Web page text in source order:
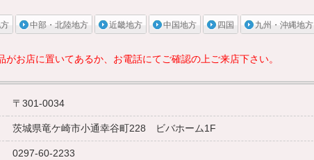
中部・北陸地方 近畿地方 中国地方 四国 九州・沖縄地方
お店に置いてあるか、お電話にてご確認の上ご来店下さい。
〒301-0034
茨城県竜ケ崎市小通幸谷町228 ビバホーム1F
0297-60-2233